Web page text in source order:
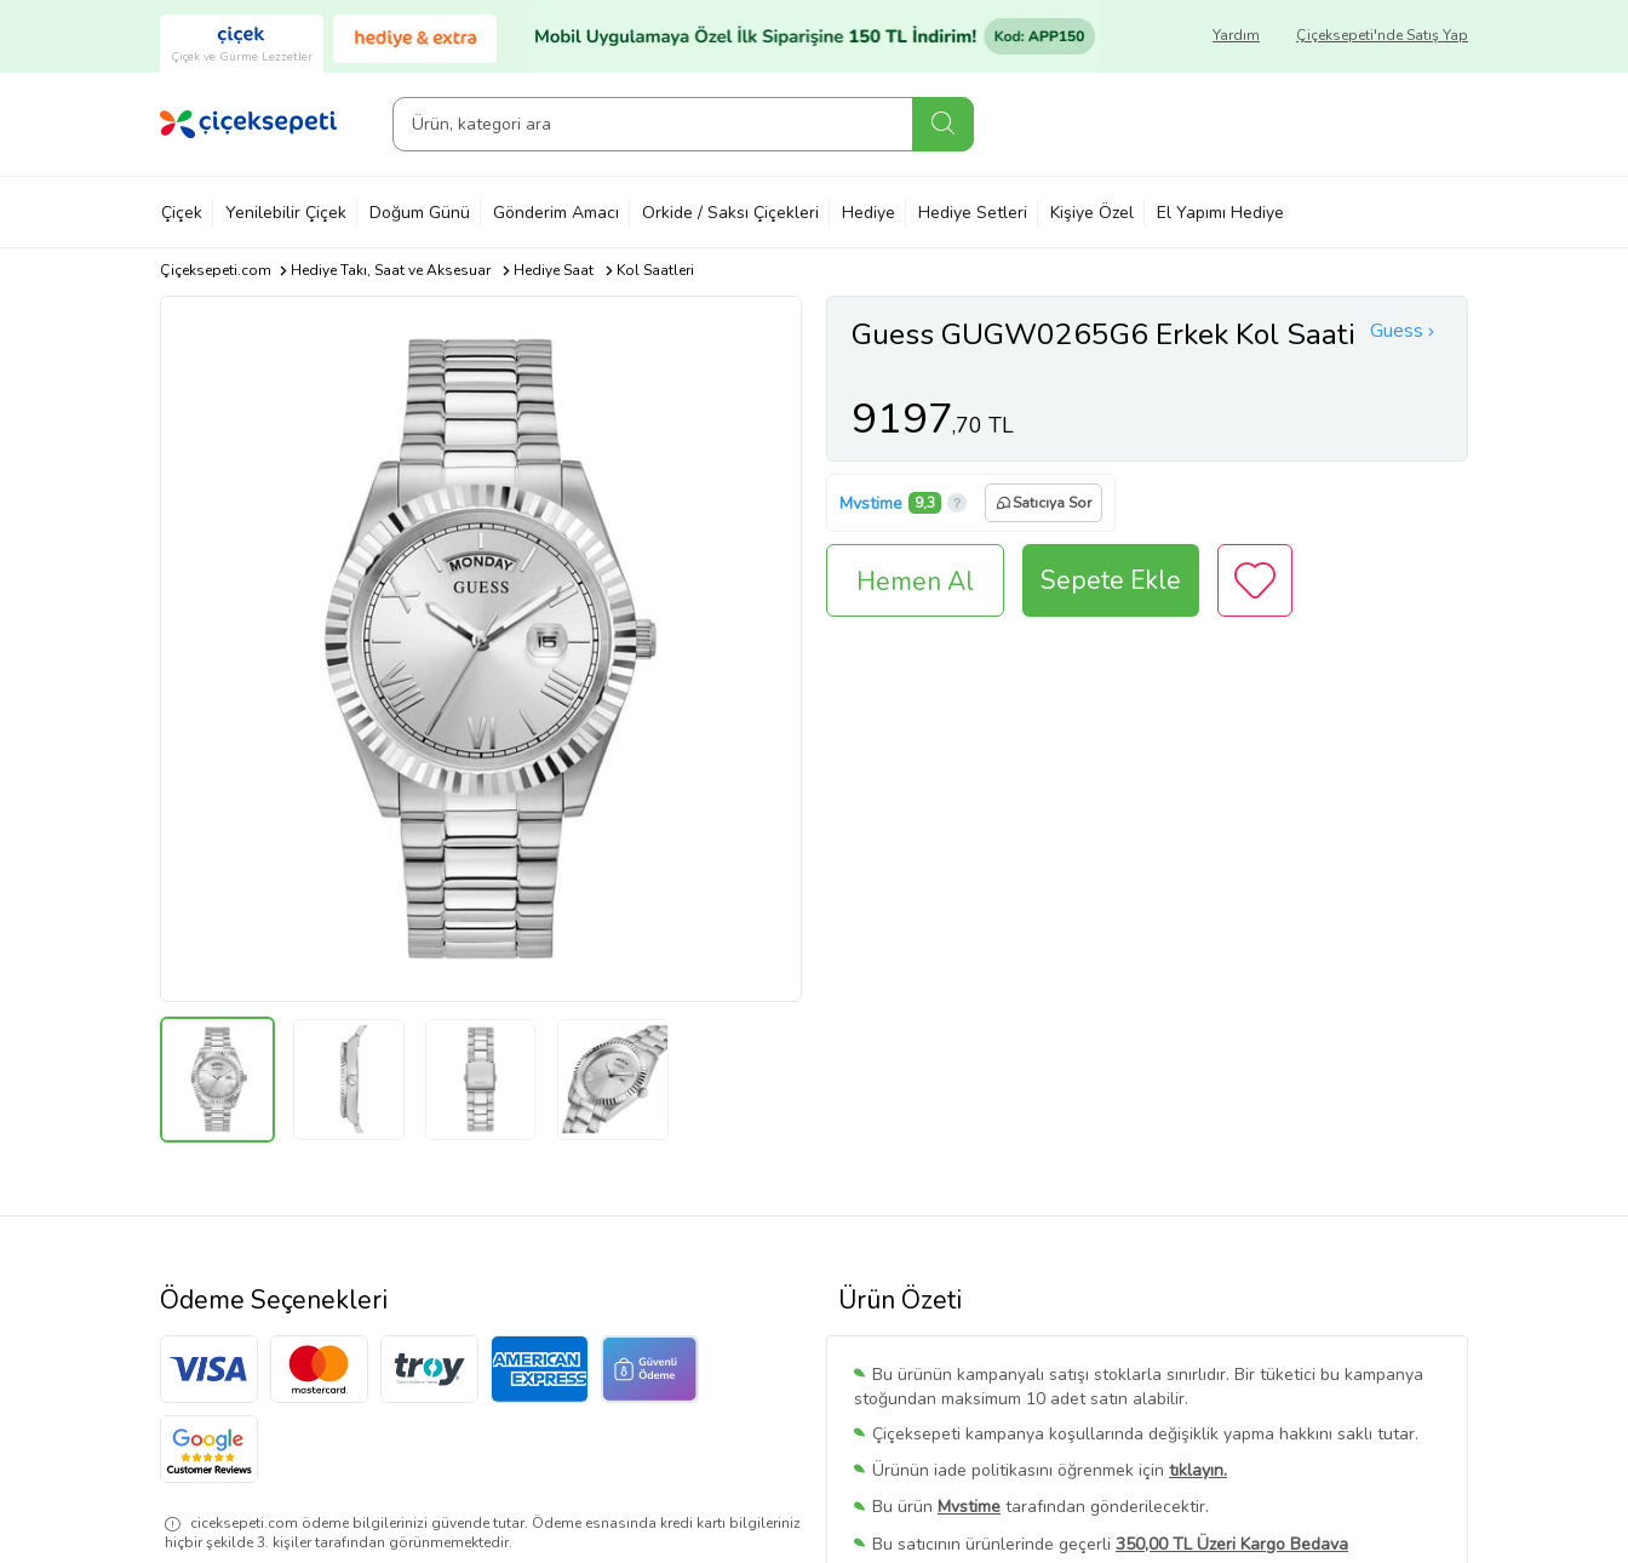
Çiçek ve Gurme Lezzetler
Çiçeksepeti'nde Satış Yap
Yardım
Çiçek Yenilebilir Çiçek Doğum Günü Gönderim Amacı Orkide / Saksı Çiçekleri Hediye Hediye Setleri Kişiye Özel El Yapımı Hediye
Çiçeksepeti.com Hediye Takı, Saat ve Aksesuar Hediye Saat Kol Saatleri
Guess
Guess GUGW0265G6 Erkek Kol Saati
9197,70 TL
Mvstime 9,3 Satıcıya Sor
Hemen Al Sepete Ekle
Ürün Özeti
Bu ürünün kampanyalı satışı stoklarla sınırlıdır. Bir tüketici bu kampanya
stoğundan maksimum 10 adet satın alabilir.
Çiçeksepeti kampanya koşullarında değişiklik yapma hakkını saklı tutar.
Ürünün iade politikasını öğrenmek için tıklayın.
Bu ürün Mvstime tarafından gönderilecektir.
Bu satıcının ürünlerinde geçerli 350,00 TL Üzeri Kargo Bedava
Ödeme Seçenekleri
ciceksepeti.com ödeme bilgilerinizi güvende tutar. Ödeme esnasında kredi kartı bilgileriniz
hiçbir şekilde 3. kişiler tarafından görünmemektedir.